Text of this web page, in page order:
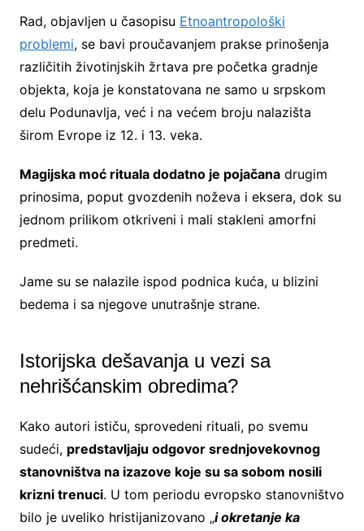
Rad, objavljen u časopisu Etnoantropološki
problemi, se bavi proučavanjem prakse prinošenja
različitih životinjskih žrtava pre početka gradnje
objekta, koja je konstatovana ne samo u srpskom
delu Podunavlja, već i na većem broju nalazišta
širom Evrope iz 12. i 13. veka.
Magijska moć rituala dodatno je pojačanadrugim
prinosima, poput gvozdenih noževa i eksera, dok su
jednom prilikom otkriveni i mali stakleni amorfni
predmeti.
Jame su se nalazile ispod podnica kuća, u blizini
bedema i sa njegove unutrašnje strane.
Istorijska dešavanja u vezi sa
nehrišćanskim obredima?
Kako autori ističu, sprovedeni rituali, po svemu
sudeći, predstavljaju odgovor srednjovekovnog
stanovništva na izazove koje su sasobom nosili
krizni trenuci. U tom periodu evropsko stanovništvo
bilo je uveliko hristijanizovano „iokretanje ka